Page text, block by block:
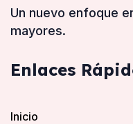
Un nuevo enfoque
mayores.
Enlaces
Inicio